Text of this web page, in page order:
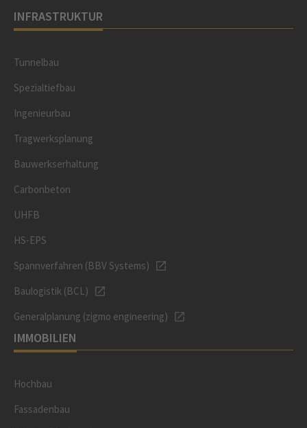
INFRASTRUKTUR
Tunnelbau
Spezialtiefbau
Ingenieurbau
Tragwerksplanung
Bauwerkserhaltung
Carbonbeton
UHFB
HS-EPS
Spannverfahren (BBV Systems)
Baulogistik (BCL)
Generalplanung (zigmo engineering)
IMMOBILIEN
Hochbau
Fassadenbau